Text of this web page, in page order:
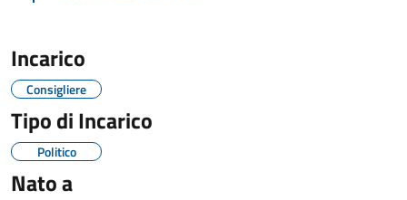
Incarico
Consigliere
Tipo di Incarico
Politico
Nato a